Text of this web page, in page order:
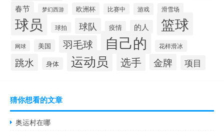
春节 梦幻西游 欧洲杯 比赛中 游戏 滑雪场
球员 球拍 球队 疫情 的人 篮球
网球 美国 羽毛球 自己的 花样滑冰
跳水 身体 运动员 选手 金牌 项目
猜你想看的文章
奥运村在哪